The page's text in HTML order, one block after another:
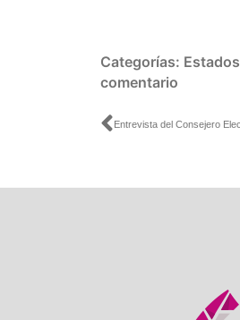
Categorías: Estados
comentario
Ant